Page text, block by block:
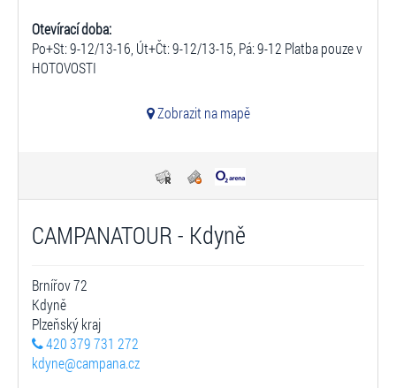
Otevírací doba:
Po+St: 9-12/13-16, Út+Čt: 9-12/13-15, Pá: 9-12 Platba pouze v
HOTOVOSTI
Zobrazit na mapě
CAMPANATOUR - Kdyně
Brnířov 72
Kdyně
Plzeňský kraj
420 379 731 272
kdyne@campana.cz